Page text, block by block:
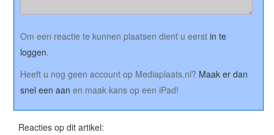
Om een reactie te kunnen plaatsen dient u eerst in te
loggen.
Heeft u nog geen account op Mediaplaats.nl? Maak er dan
snel een aan en maak kans op een iPad!
Reacties op dit artikel: